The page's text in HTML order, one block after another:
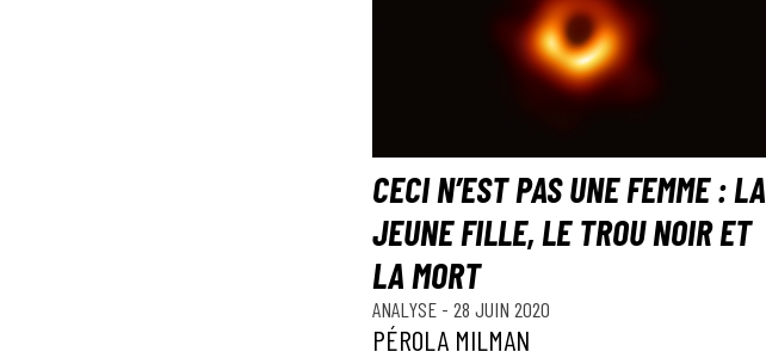
CECI N’EST PAS UNE FEMME : LA
JEUNE FILLE, LE TROU NOIR ET
LA MORT
ANALYSE - 28 JUIN 2020
PÉROLA MILMAN